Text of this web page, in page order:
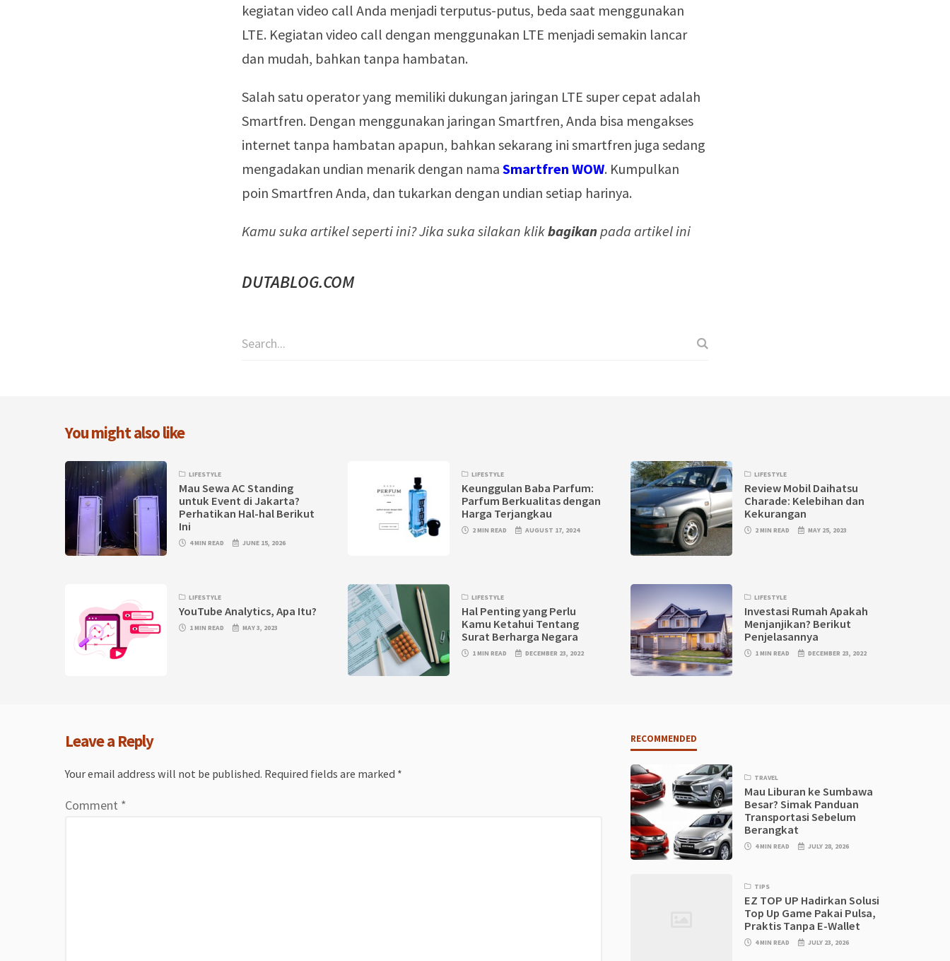
kegiatan video call Anda menjadi terputus-putus, beda saat menggunakan
LTE. Kegiatan video call dengan menggunakan LTE menjadi semakin lancar
dan mudah, bahkan tanpa hambatan.
Salah satu operator yang memiliki dukungan jaringan LTE super cepat adalah
Smartfren. Dengan menggunakan jaringan Smartfren, Anda bisa mengakses
internet tanpa hambatan apapun, bahkan sekarang ini smartfren juga sedang
mengadakan undian menarik dengan nama Smartfren WOW. Kumpulkan
poin Smartfren Anda, dan tukarkan dengan undian setiap harinya.
Kamu suka artikel seperti ini? Jika suka silakan klikbagikan pada artikel ini
DUTABLOG.COM
You might also like
LIFESTYLE
Mau Sewa AC Standing
untuk Event di Jakarta?
Perhatikan Hal-hal Berikut
Ini
4 MIN READ JUNE 15, 2026
LIFESTYLE
Keunggulan Baba Parfum:
Parfum Berkualitas dengan
Harga Terjangkau
2 MIN READ AUGUST 17, 2024
LIFESTYLE
Review Mobil Daihatsu
Charade: Kelebihan dan
Kekurangan
2 MIN READ MAY 25, 2023
LIFESTYLE
YouTube Analytics, Apa Itu?
1 MIN READ MAY 3, 2023
LIFESTYLE
Hal Penting yang Perlu
Kamu Ketahui Tentang
Surat Berharga Negara
1 MIN READ DECEMBER 23, 2022
LIFESTYLE
Investasi Rumah Apakah
Menjanjikan? Berikut
Penjelasannya
1 MIN READ DECEMBER 23, 2022
Leave a Reply
Your email address will not be published. Required fields are marked *
Comment *
RECOMMENDED
TRAVEL
Mau Liburan ke Sumbawa
Besar? Simak Panduan
Transportasi Sebelum
Berangkat
4 MIN READ JULY 28, 2026
TIPS
EZ TOP UP Hadirkan Solusi
Top Up Game Pakai Pulsa,
Praktis Tanpa E-Wallet
4 MIN READ JULY 23, 2026